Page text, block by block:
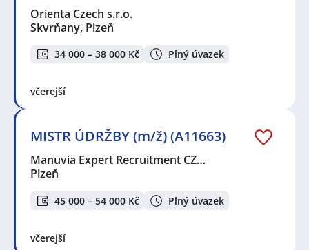
Orienta Czech s.r.o.
Skvrňany, Plzeň
34 000 – 38 000 Kč Plný úvazek
včerejší
MISTR ÚDRŽBY (m/ž) (A11663)
Manuvia Expert Recruitment CZ…
Plzeň
45 000 – 54 000 Kč Plný úvazek
včerejší